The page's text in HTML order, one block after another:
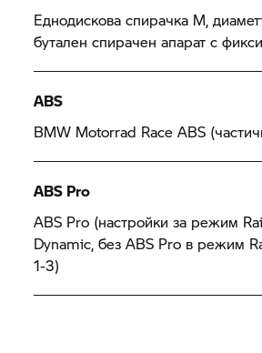
Еднодискова спирачка М,
бутален спирачен апарат с
ABS
BMW Motorrad Race ABS
ABS Pro
ABS Pro (настройки за режим
Dynamic, без ABS Pro в режим
1-3)